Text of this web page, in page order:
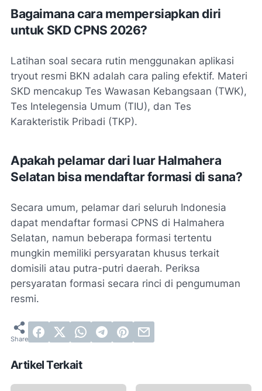
Bagaimana cara mempersiapkan diri
untuk SKD CPNS 2026?
Latihan soal secara rutin menggunakan aplikasi
tryout resmi BKN adalah cara paling efektif. Materi
SKD mencakup Tes Wawasan Kebangsaan (TWK),
Tes Intelegensia Umum (TIU), dan Tes
Karakteristik Pribadi (TKP).
Apakah pelamar dari luar Halmahera
Selatan bisa mendaftar formasi di sana?
Secara umum, pelamar dari seluruh Indonesia
dapat mendaftar formasi CPNS di Halmahera
Selatan, namun beberapa formasi tertentu
mungkin memiliki persyaratan khusus terkait
domisili atau putra-putri daerah. Periksa
persyaratan formasi secara rinci di pengumuman
resmi.
Artikel Terkait